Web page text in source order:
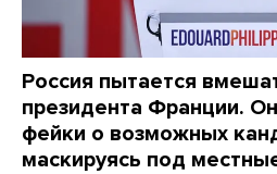
Россия пытается
президента Франции.
фейки о возможных
маскируясь под